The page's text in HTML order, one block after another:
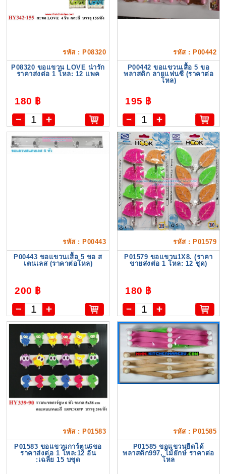
รหัส : P08320
P08320 ขอแขวน LOVE น่ารัก
ราคาส่งต่อ 1 โหล: 12 แพค
180 ฿
รหัส : P00442
P00442 ขอแขวนเสื้อ 5 ขอ
พลาสติก ลายแฟนซี (ราคาต่อ
โหล)
195 ฿
รหัส : P00443
P00443 ขอแขวนเสื้อ 5 ขอ ส
เตนเลส (ราคาต่อโหล)
200 ฿
รหัส : P01579
P01579 ขอแขวน1X8. (ราคา
ขายส่งต่อ 1 โหล: 12 ชุด)
180 ฿
รหัส : P01583
P01583 ขอแขวนการ์ตูน6ขอ
ราคาส่งต่อ 1 โหล:12 อัน
:เฉลี่ย 15 บชุด
รหัส : P01585
P01585 ขอแขวนยืดได้
พลาสติก997, ไม้ยักษ์ ราคาต่อ
โหล